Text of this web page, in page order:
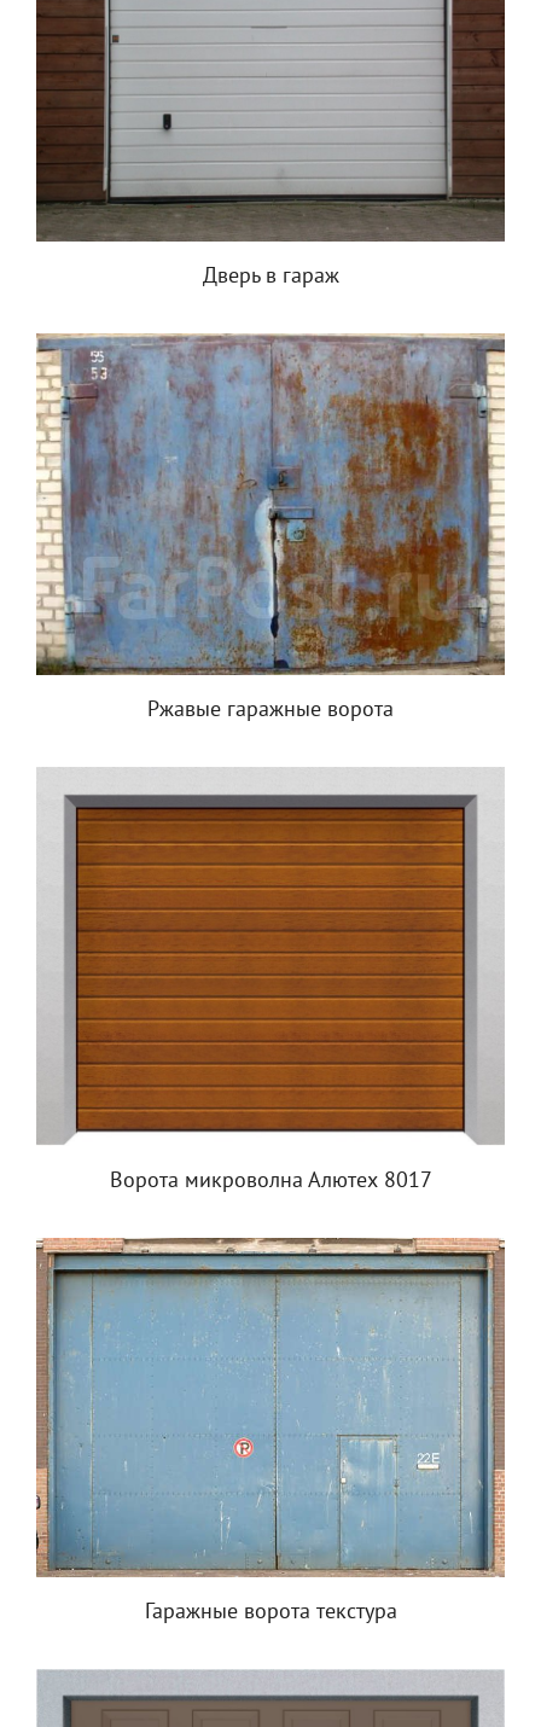
Дверь в гараж
Ржавые гаражные ворота
Ворота микроволна Алютех 8017
Гаражные ворота текстура